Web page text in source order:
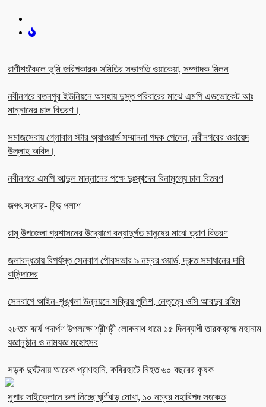
রাণীশংকৈলে ভূমি জরিপকারক সমিতির সভাপতি ওয়াকেয়া, সম্পাদক মিলন
নবীনগরে রতনপুর ইউনিয়নে অসহায় দুস্ত পরিবারের মাঝে এমপি এডভোকেট আঃ
মান্নানের চাল বিতরণ।
সমাজসেবায় গ্লোবাল স্টার অ্যাওয়ার্ড সম্মাননা পদক পেলেন, নবীনগরের ওবায়েদ
উল্লাহ অবিদ।
নবীনগরে এমপি আব্দুল মান্নানের পক্ষে দুঃস্থদের বিনামূল্যে চাল বিতরণ
জগৎ সংসার- বিন্দু পলাশ
রামু উপজেলা প্রশাসনের উদ্যোগে বন্যাদুর্গত মানুষের মাঝে ত্রাণ বিতরণ
জলাবদ্ধতায় বিপর্যস্ত সেনবাগ পৌরসভার ৯ নম্বর ওয়ার্ড, দ্রুত সমাধানের দাবি
বাসিন্দাদের
সেনবাগে আইন-শৃঙ্খলা উন্নয়নে সক্রিয় পুলিশ, নেতৃত্বে ওসি আবদুর রহিম
২৮তম বর্ষে পদার্পণ উপলক্ষে শ্রীশ্রী লোকনাথ ধামে ১৫ দিনব্যাপী তারকব্রহ্ম মহানাম
যজ্ঞানুষ্ঠান ও নামযজ্ঞ মহোৎসব
সড়ক দুর্ঘটনায় আরেক প্রাণহানি, কবিরহাটে নিহত ৬০ বছরের কৃষক
সুপার সাইক্লোনে রুপ নিচ্ছে ঘূর্ণিঝড় মোখা, ১০ নম্বর মহাবিপদ সংকেত